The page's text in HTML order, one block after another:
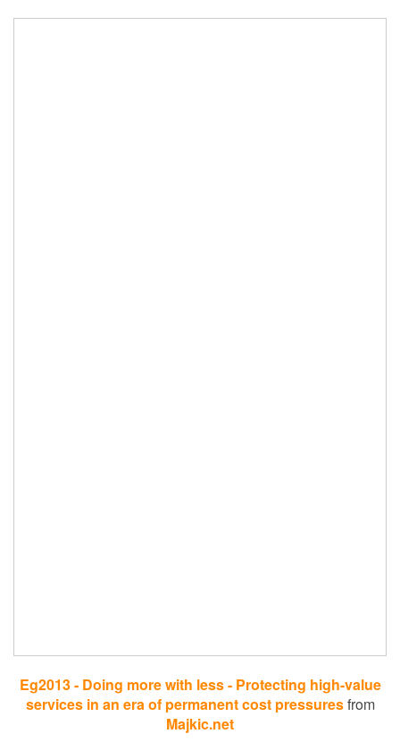
Eg2013 - Doing more with less - Protecting high-value
services in an era of permanent cost pressuresfrom
Majkic.net